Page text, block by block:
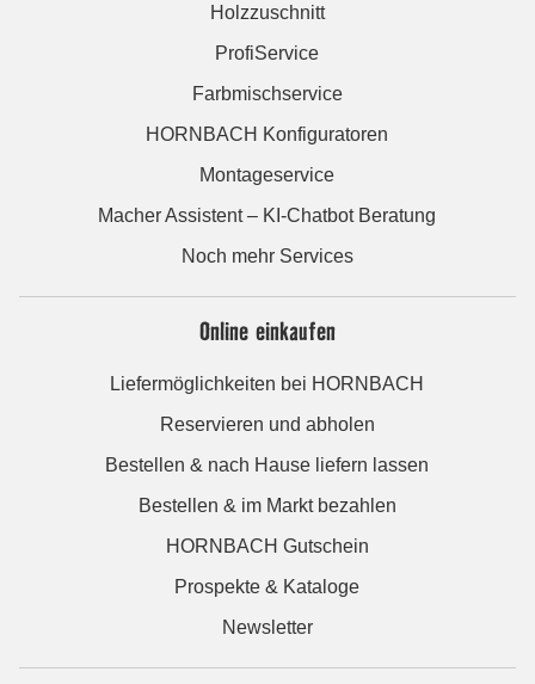
Holzzuschnitt
ProfiService
Farbmischservice
HORNBACH Konfiguratoren
Montageservice
Macher Assistent – KI-Chatbot Beratung
Noch mehr Services
Online einkaufen
Liefermöglichkeiten bei HORNBACH
Reservieren und abholen
Bestellen & nach Hause liefern lassen
Bestellen & im Markt bezahlen
HORNBACH Gutschein
Prospekte & Kataloge
Newsletter